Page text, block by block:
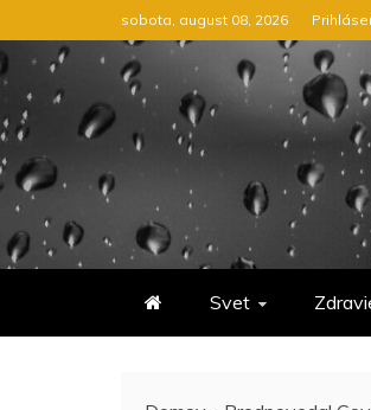
na
obsah
sobota, august 08, 2026
Svet